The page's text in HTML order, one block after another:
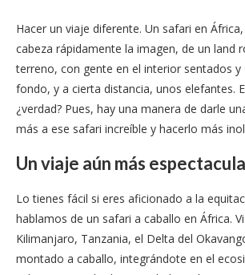
Hacer un viaje diferente. Un safari en
cabeza rápidamente la imagen, de un land
terreno, con gente en el interior sentados y
fondo, y a cierta distancia, unos elefantes.
¿verdad? Pues, hay una manera de darle
más a ese safari increíble y hacerlo más
Un viaje aún más
Lo tienes fácil si eres aficionado a la
hablamos de un safari a caballo en África.
Kilimanjaro, Tanzania, el Delta del
montado a caballo, integrándote en el